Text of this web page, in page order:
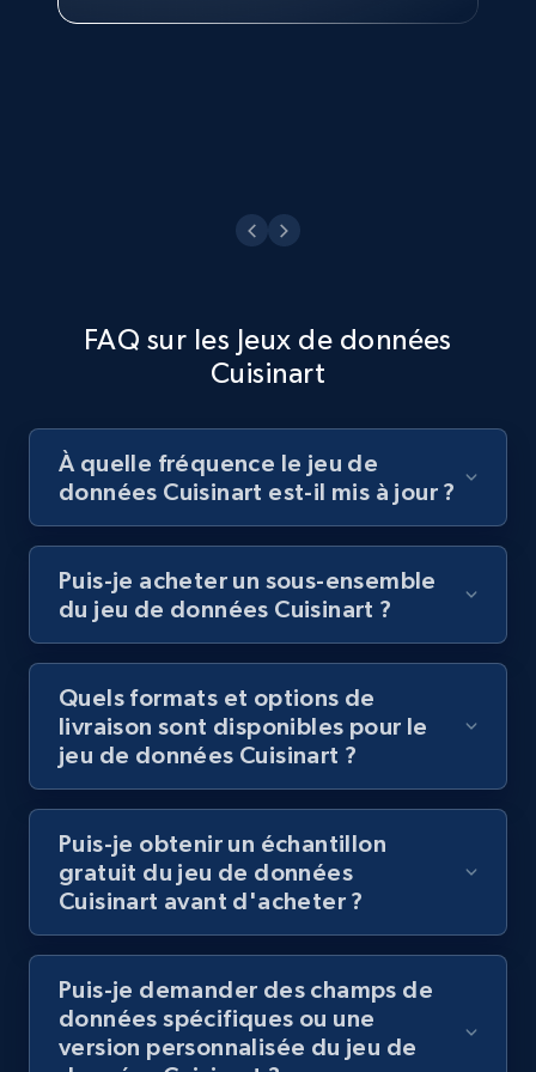
Philippines Inc.
FAQ sur les Jeux de données
Cuisinart
À quelle fréquence le jeu de
données Cuisinart est-il mis à jour ?
Puis-je acheter un sous-ensemble
du jeu de données Cuisinart ?
Quels formats et options de
livraison sont disponibles pour le
jeu de données Cuisinart ?
Puis-je obtenir un échantillon
gratuit du jeu de données
Cuisinart avant d'acheter ?
Puis-je demander des champs de
données spécifiques ou une
version personnalisée du jeu de